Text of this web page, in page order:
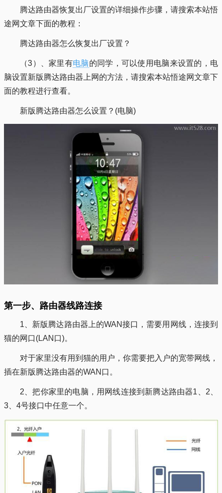
腾达路由器恢复出厂设置的详细操作步骤，请搜索本站悟
途网文章下面的教程：
腾达路由器怎么恢复出厂设置？
（3）、家里有电脑的同学，可以使用电脑来设置的，电
脑设置新版腾达路由器上网的方法，请搜索本站悟途网文章下
面的教程进行查看。
新版腾达路由器怎么设置？(电脑)
第一步、路由器线路连接
1、新版腾达路由器上的WAN接口，需要用网线，连接到
猫的网口(LAN口)。
对于家里没有用到猫的用户，你需要把入户的宽带网线，
插在新版腾达路由器的WAN口。
2、把你家里的电脑，用网线连接到新腾达路由器1、2、
3、4号接口中任意一个。